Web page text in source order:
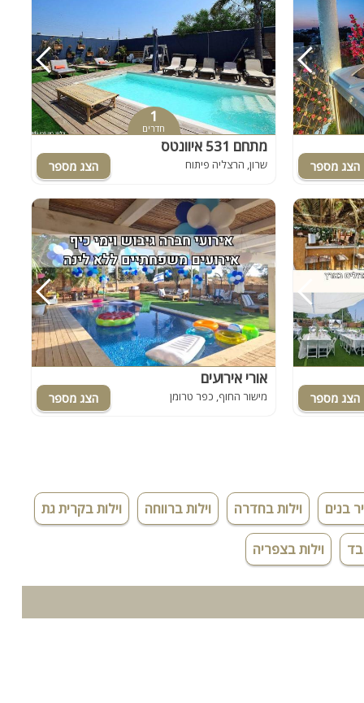
1
חדרים
מתחם 531 איוונטס
שרון, הרצליה פיתוח
אורי אירועים
מישור החוף, כפר טרומן
בנים וילות בחדרה וילות ברווחה וילות בקרית גת
וילות בצפריה